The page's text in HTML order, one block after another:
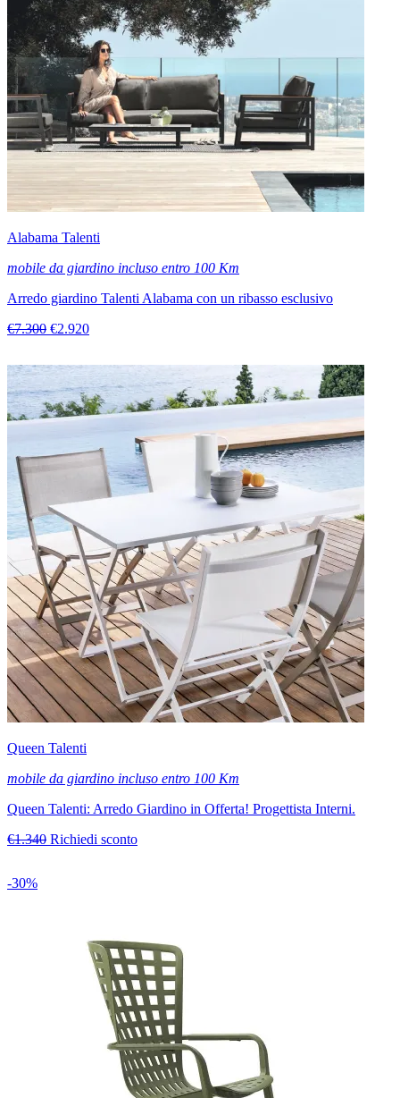
Alabama Talenti
mobile da giardino incluso entro 100 Km
Arredo giardino Talenti Alabama con un ribasso esclusivo
€7.300 €2.920
Queen Talenti
mobile da giardino incluso entro 100 Km
Queen Talenti: Arredo Giardino in Offerta! Progettista Interni.
€1.340 Richiedi sconto
-30%